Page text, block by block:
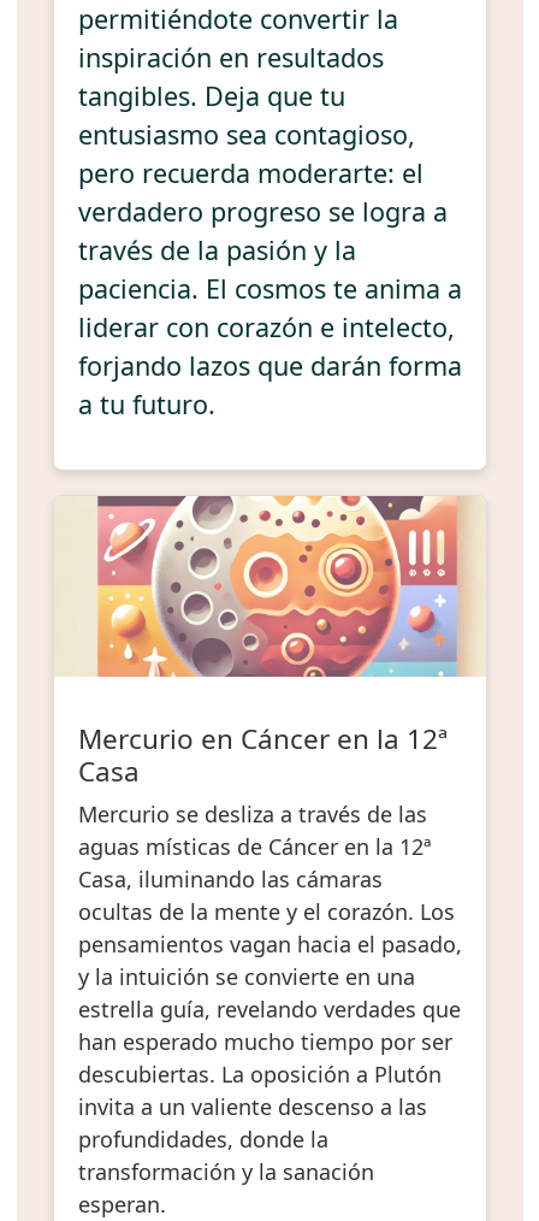
permitiéndote convertir la
inspiración en resultados
tangibles. Deja que tu
entusiasmo sea contagioso,
pero recuerda moderarte: el
verdadero progreso se logra a
través de la pasión y la
paciencia. El cosmos te anima a
liderar con corazón e intelecto,
forjando lazos que darán forma
a tu futuro.
Mercurio en Cáncer en la 12ª
Casa
Mercurio se desliza a través de las
aguas místicas de Cáncer en la 12ª
Casa, iluminando las cámaras
ocultas de la mente y el corazón. Los
pensamientos vagan hacia el pasado,
y la intuición se convierte en una
estrella guía, revelando verdades que
han esperado mucho tiempo por ser
descubiertas. La oposición a Plutón
invita a un valiente descenso a las
profundidades, donde la
transformación y la sanación
esperan.